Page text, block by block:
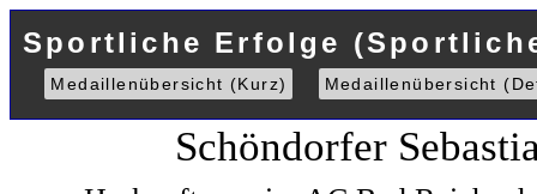
Sportliche Erfolge
Medaillenübersicht (Kurz) Medaillenübersicht
Schöndorfer